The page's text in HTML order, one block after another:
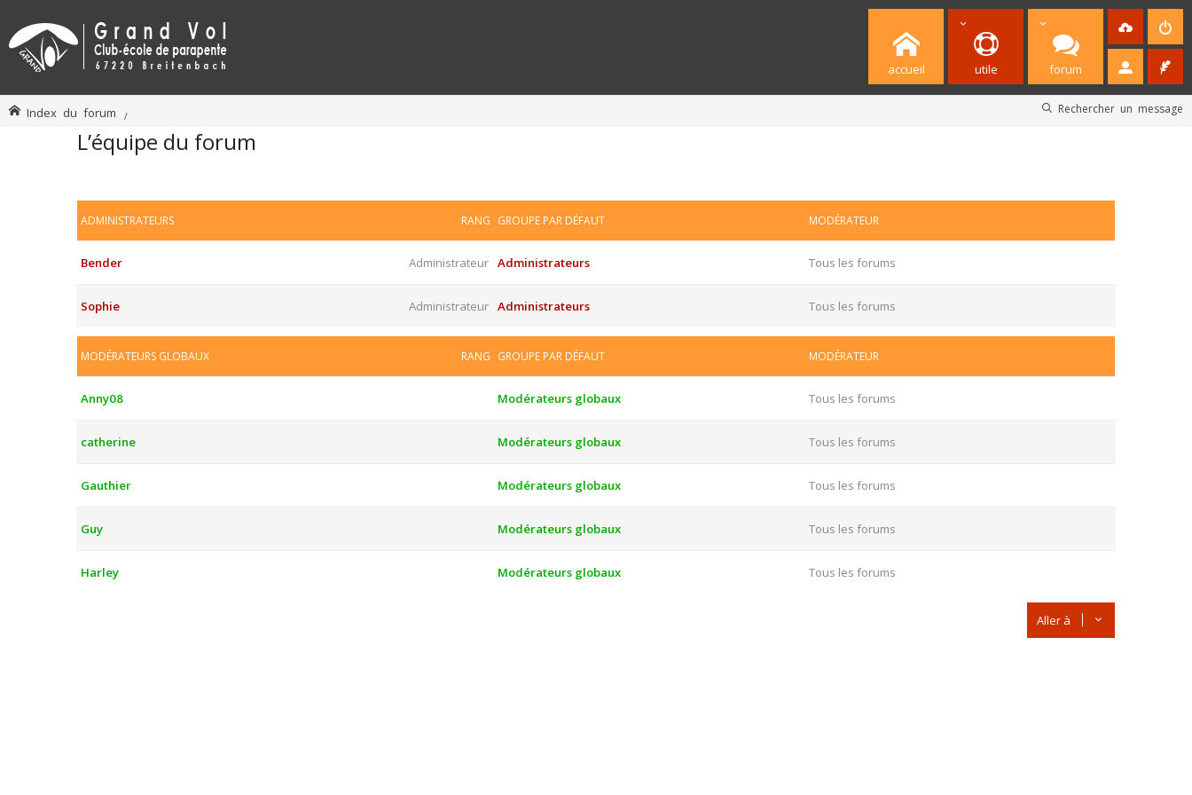
accueil utile forum
Rechercher un message
Index du forum
L’équipe du forum
RANG
ADMINISTRATEURS GROUPE PAR DÉFAUT MODÉRATEUR
Administrateur
Bender Administrateurs Tous les forums
Administrateur
Sophie Administrateurs Tous les forums
RANG
MODÉRATEURS GLOBAUX GROUPE PAR DÉFAUT MODÉRATEUR
Anny08 Modérateurs globaux Tous les forums
catherine Modérateurs globaux Tous les forums
Gauthier Modérateurs globaux Tous les forums
Guy Modérateurs globaux Tous les forums
Harley Modérateurs globaux Tous les forums
Aller à